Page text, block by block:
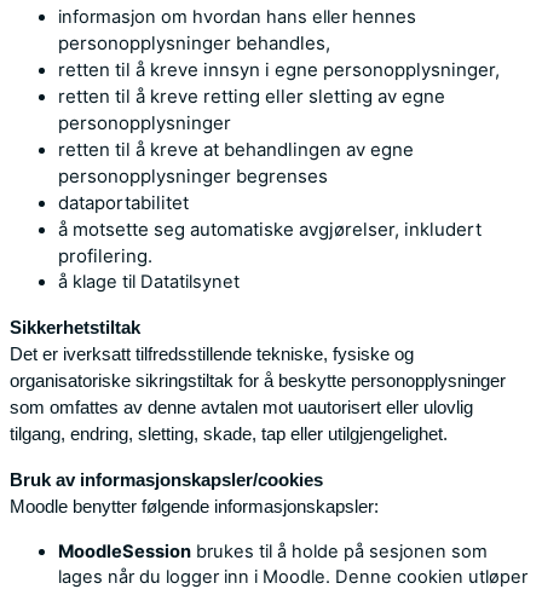
informasjon om hvordan hans eller hennes
personopplysninger behandles,
retten til å kreve innsyn i egne personopplysninger,
retten til å kreve retting eller sletting av egne
personopplysninger
retten til å kreve at behandlingen av egne
personopplysninger begrenses
dataportabilitet
å motsette seg automatiske avgjørelser, inkludert
profilering.
å klage til Datatilsynet
Sikkerhetstiltak
Det er iverksatt tilfredsstillende tekniske, fysiske og
organisatoriske sikringstiltak for å beskytte personopplysninger
som omfattes av denne avtalen mot uautorisert eller ulovlig
tilgang, endring, sletting, skade, tap eller utilgjengelighet.
Bruk av informasjonskapsler/cookies
Moodle benytter følgende informasjonskapsler:
MoodleSession brukes til å holde på sesjonen som
lages når du logger inn i Moodle. Denne cookien utløper